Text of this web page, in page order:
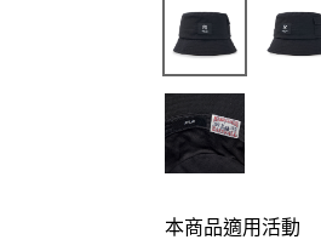
本商品適用活動